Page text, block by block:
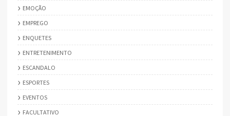
EMOÇÃO
EMPREGO
ENQUETES
ENTRETENIMENTO
ESCANDALO
ESPORTES
EVENTOS
FACULTATIVO